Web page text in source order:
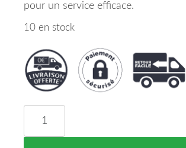
pour un service efficace.
10 en stock